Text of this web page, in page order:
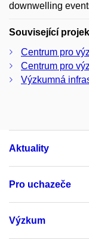
downwelling
Související
Centrum pro
Centrum pro
Výzkumná
Aktuality
Pro uchazeče
Výzkum